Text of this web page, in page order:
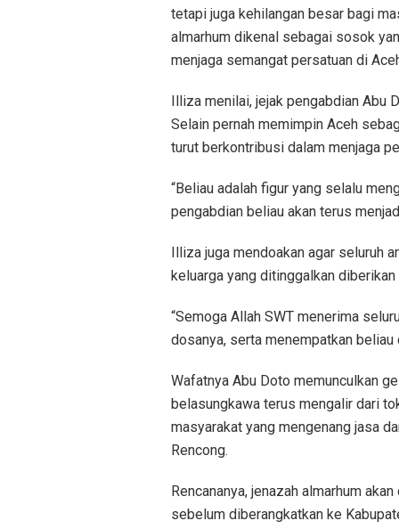
tetapi juga kehilangan besar bagi
almarhum dikenal sebagai sosok
menjaga semangat persatuan di
Illiza menilai, jejak pengabdian Abu
Selain pernah memimpin Aceh
turut berkontribusi dalam menjaga
“Beliau adalah figur yang selalu
pengabdian beliau akan terus
Illiza juga mendoakan agar seluruh
keluarga yang ditinggalkan
“Semoga Allah SWT menerima
dosanya, serta menempatkan
Wafatnya Abu Doto memunculkan
belasungkawa terus mengalir dari
masyarakat yang mengenang jasa
Rencong.
Rencananya, jenazah almarhum
sebelum diberangkatkan ke